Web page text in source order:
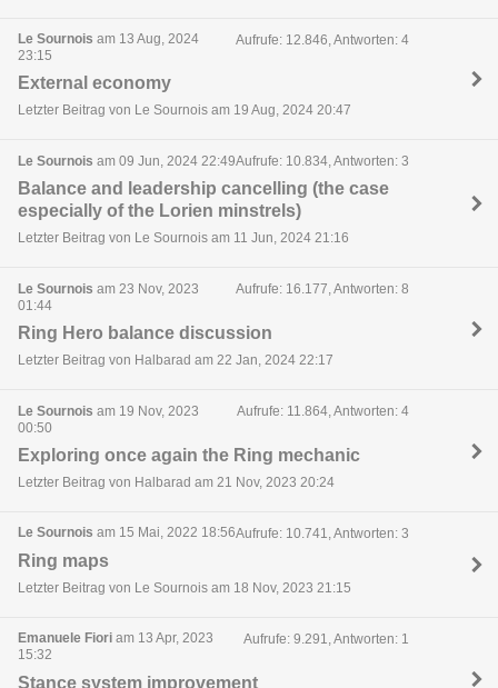
Le Sournois am 13 Aug, 2024
23:15
Aufrufe: 12.846, Antworten: 4
External economy
Letzter Beitrag von Le Sournois am 19 Aug, 2024 20:47
Le Sournois am 09 Jun, 2024 22:49Aufrufe: 10.834, Antworten: 3
Balance and leadership cancelling (the case
especially of the Lorien minstrels)
Letzter Beitrag von Le Sournois am 11 Jun, 2024 21:16
Le Sournois am 23 Nov, 2023
01:44
Aufrufe: 16.177, Antworten: 8
Ring Hero balance discussion
Letzter Beitrag von Halbarad am 22 Jan, 2024 22:17
Le Sournois am 19 Nov, 2023
00:50
Aufrufe: 11.864, Antworten: 4
Exploring once again the Ring mechanic
Letzter Beitrag von Halbarad am 21 Nov, 2023 20:24
Le Sournois am 15 Mai, 2022 18:56Aufrufe: 10.741, Antworten: 3
Ring maps
Letzter Beitrag von Le Sournois am 18 Nov, 2023 21:15
Emanuele Fiori am 13 Apr, 2023
15:32
Aufrufe: 9.291, Antworten: 1
Stance system improvement